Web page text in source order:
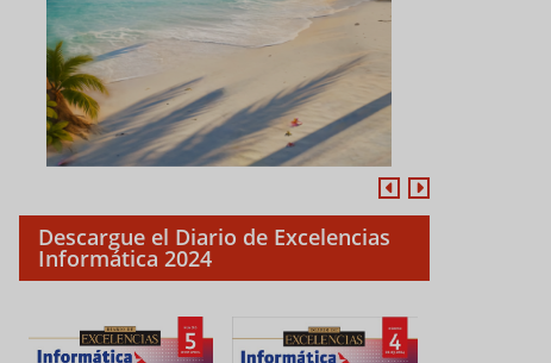
Descargue el Diario de Excelencias
Informática 2024